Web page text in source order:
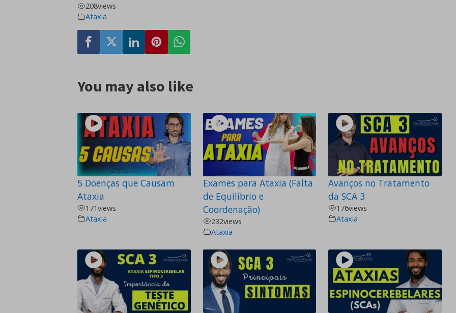
208views
Ataxia
You may also like
5 Doenças que Causam
Ataxia
171views
Ataxia
Exames para Ataxia (Falta
de Equilíbrio e
Coordenação)
232views
Ataxia
Avanços no Tratamento
da SCA 3
176views
Ataxia